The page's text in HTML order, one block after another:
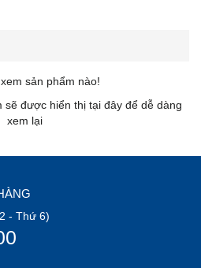
sản phẩm nào!
sẽ được hiển thị tại đây để dễ dàng
xem lại
- Thứ 6)